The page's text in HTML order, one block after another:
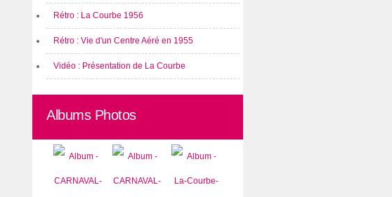
Rétro : La Courbe 1956
Rétro : Vie d'un Centre Aéré en 1955
Vidéo : Présentation de La Courbe
Albums Photos